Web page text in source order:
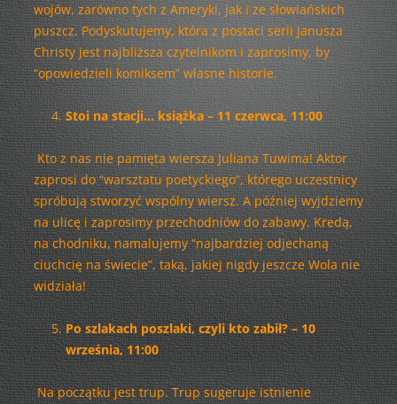
wojów, zarówno tych z Ameryki, jak i ze słowiańskich
puszcz. Podyskutujemy, która z postaci serii Janusza
Christy jest najbliższa czytelnikom i zaprosimy, by
“opowiedzieli komiksem” własne historie.
Stoi na stacji… książka – 11 czerwca, 11:00
Kto z nas nie pamięta wiersza Juliana Tuwima! Aktor
zaprosi do “warsztatu poetyckiego”, którego uczestnicy
spróbują stworzyć wspólny wiersz. A później wyjdziemy
na ulicę i zaprosimy przechodniów do zabawy. Kredą,
na chodniku, namalujemy “najbardziej odjechaną
ciuchcię na świecie”, taką, jakiej nigdy jeszcze Wola nie
widziała!
Po szlakach poszlaki, czyli kto zabił? – 10
września, 11:00
Na początku jest trup. Trup sugeruje istnienie